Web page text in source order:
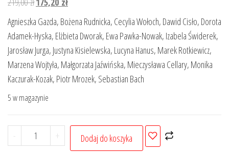
cena
wynosiła:
219,00 zł.
cena
wynosi:
175,20 zł.
Agnieszka Gazda, Bożena Rudnicka, Cecylia Wołoch, Dawid Cisło, Dorota
Adamek-Hyska, Elżbieta Dworak, Ewa Pawka-Nowak, Izabela Świderek,
Jarosław Jurga, Justyna Kisielewska, Lucyna Hanus, Marek Rotkiewicz,
Marzena Wojtyła, Małgorzata Jaźwińska, Mieczysława Cellary, Monika
Kaczurak-Kozak, Piotr Mrozek, Sebastian Bach
5 w magazynie
-
ilość
Księgowania
+ Dodaj do koszyka